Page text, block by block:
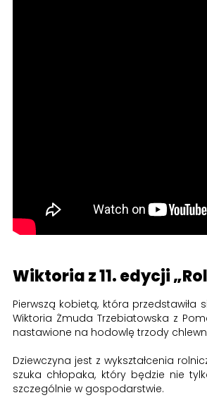
Wiktoria z 11. edycji
Pierwszą kobietą, która przedstawiła
Wiktoria Żmuda Trzebiatowska z
nastawione na hodowlę trzody
Dziewczyna jest z wykształcenia
szuka chłopaka, który będzie nie
szczególnie w gospodarstwie.